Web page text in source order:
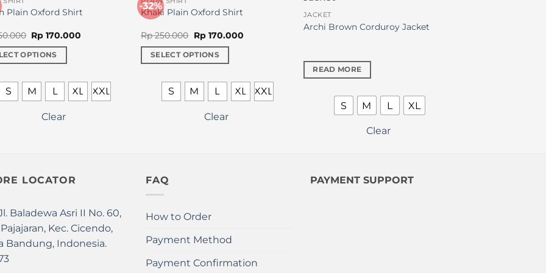
Plain Oxford Shirt
Original
price
was:
Rp 250.000.
Rp 170.000
OPTIONS
S M L XL XXL
Clear
-32%
Khaki Plain Oxford Shirt
Rp250.000 Original
price
was:
Rp 250.000.
Rp170.000Current
SELECT OPTIONS
product
be
chosen
on
product
S M L XL XXL
Clear
JACKET
Archi Brown Corduroy Jacket
READ MORE
S M L XL
Clear
LOCATOR
Baladewa Asri II No. 60,
Kec. Cicendo,
Bandung, Indonesia.
FAQ
How to Order
Payment Method
Payment Confirmation
PAYMENT SUPPORT